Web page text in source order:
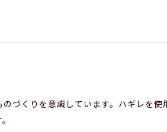
づくりを意識しています。ハギレを使